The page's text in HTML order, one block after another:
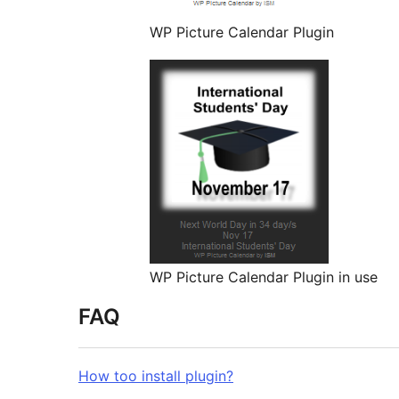
WP Picture Calendar Plugin
WP Picture Calendar Plugin in use
FAQ
How too install plugin?